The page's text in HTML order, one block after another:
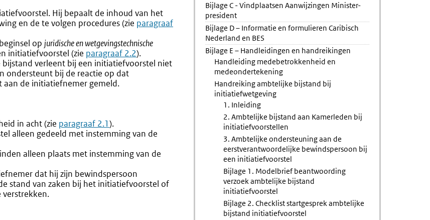
Hij bepaalt de inhoud van het
en de te volgen procedures (zie paragraaf
op juridische en wetgevingstechnische
initiatiefvoorstel (zie paragraaf 2.2).
verleent bij een initiatiefvoorstel niet
ondersteunt bij de reactie op dat
de initiatiefnemer gemeld.
in acht (zie paragraaf 2.1).
alleen gedeeld met instemming van de
alleen plaats met instemming van de
dat hij zijn bewindspersoon
stand van zaken bij het initiatiefvoorstel of
Bijlage C - Vindplaatsen Aanwijzingen Minister-
president
Bijlage D – Informatie en formulieren Caribisch
Nederland en BES
Bijlage E – Handleidingen en handreikingen
Handleiding medebetrokkenheid en
medeondertekening
Handreiking ambtelijke bijstand bij
initiatiefwetgeving
1. Inleiding
2. Ambtelijke bijstand aan Kamerleden bij
initiatiefvoorstellen
3. Ambtelijke ondersteuning aan de
eerstverantwoordelijke bewindspersoon bij
een initiatiefvoorstel
Bijlage 1. Modelbrief beantwoording
verzoek ambtelijke bijstand
initiatiefvoorstel
Bijlage 2. Checklist startgesprek ambtelijke
bijstand initiatiefvoorstel